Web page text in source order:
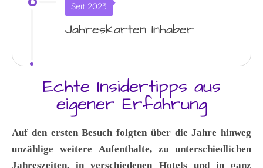
Seit 2023
Jahreskarten Inhaber
Echte Insidertipps aus
eigener Erfahrung
Auf den ersten Besuch folgten über die Jahre hinweg
unzählige weitere Aufenthalte, zu unterschiedlichen
Jahreszeiten, in verschiedenen Hotels und in ganz